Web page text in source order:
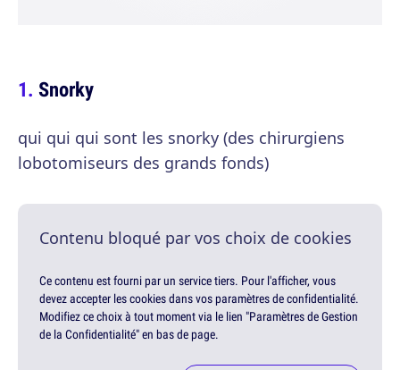
Snorky
qui qui qui sont les snorky (des chirurgiens
lobotomiseurs des grands fonds)
Contenu bloqué par vos choix de cookies
Ce contenu est fourni par un service tiers. Pour l'afficher, vous
devez accepter les cookies dans vos paramètres de confidentialité.
Modifiez ce choix à tout moment via le lien "Paramètres de Gestion
de la Confidentialité" en bas de page.